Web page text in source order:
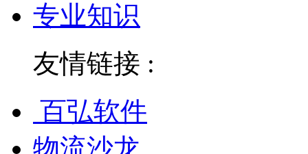
专业知识
友情链接 :
百弘软件